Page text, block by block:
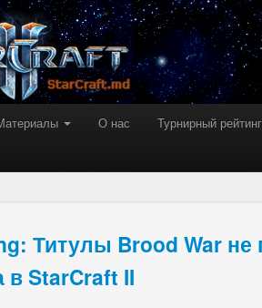
О нас Турнирный рейтинг
Титулы Brood War не
в StarCraft II